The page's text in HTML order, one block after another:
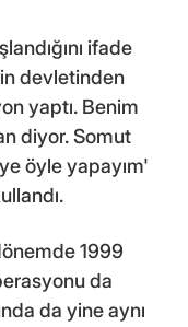
ifade
devletinden
yaptı. Benim
diyor. Somut
öyle yapayım'
1999
da
da yine aynı